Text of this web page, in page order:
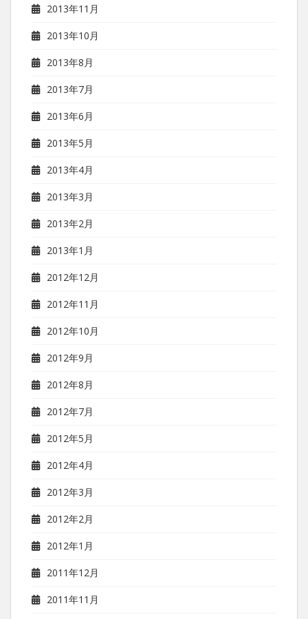
2013年11月
2013年10月
2013年8月
2013年7月
2013年6月
2013年5月
2013年4月
2013年3月
2013年2月
2013年1月
2012年12月
2012年11月
2012年10月
2012年9月
2012年8月
2012年7月
2012年5月
2012年4月
2012年3月
2012年2月
2012年1月
2011年12月
2011年11月